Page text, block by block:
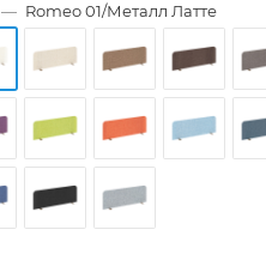
— Romeo 01/Металл Латте